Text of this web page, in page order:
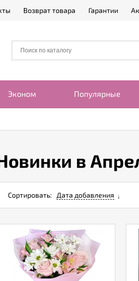
Возврат товара Гарантии
Эконом Популярные
в
Сортировать: Дата добавления